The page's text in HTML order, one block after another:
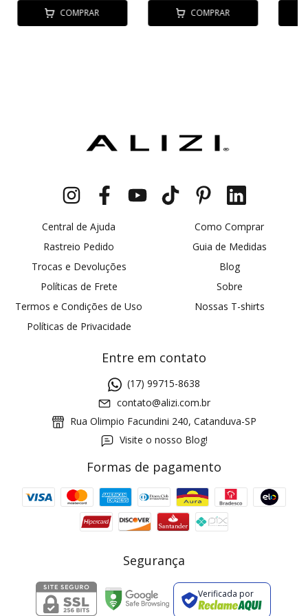
COMPRAR COMPRAR
Central de Ajuda
Rastreio Pedido
Trocas e Devoluções
Políticas de Frete
Termos e Condições de Uso
Políticas de Privacidade
Como Comprar
Guia de Medidas
Blog
Sobre
Nossas T-shirts
Entre em contato
(17) 99715-8638
contato@alizi.com.br
Rua Olimpio Facundini 240, Catanduva-SP
Visite o nosso Blog!
Formas de pagamento
Segurança
Verificada por
Cupom 1a compra: GANHE5
2 pecas 7% OFF